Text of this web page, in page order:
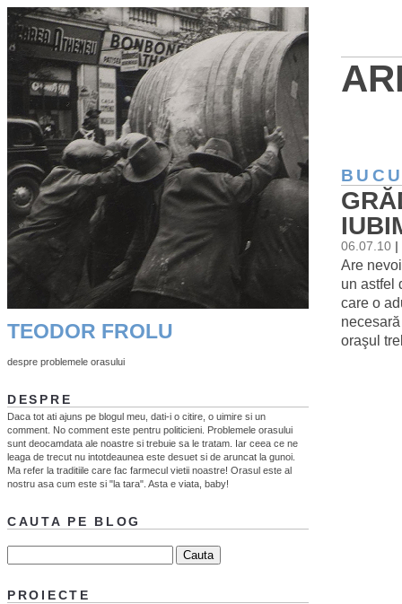
06.07.10
Are
un astfel
care o
oraşul
TEODOR FROLU
despre problemele orasului
DESPRE
Daca tot ati ajuns pe blogul meu, dati-i o citire, o uimire si un
comment. No comment este pentru politicieni. Problemele orasului
sunt deocamdata ale noastre si trebuie sa le tratam. Iar ceea ce ne
leaga de trecut nu intotdeaunea este desuet si de aruncat la gunoi.
Ma refer la traditiile care fac farmecul vietii noastre! Orasul este al
nostru asa cum este si "la tara". Asta e viata, baby!
CAUTA PE BLOG
PROIECTE